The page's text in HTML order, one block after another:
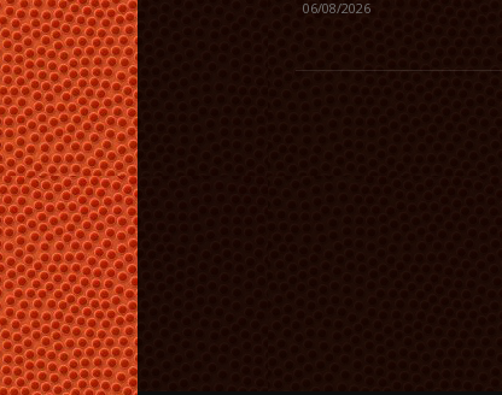
06/08/2026